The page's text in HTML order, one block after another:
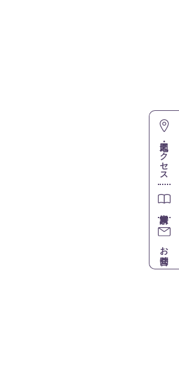
地図・アクセス
お問合せ